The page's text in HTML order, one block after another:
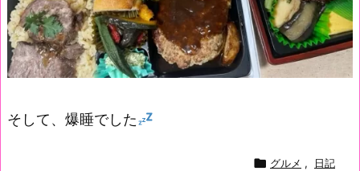
そして、爆睡でした
 グルメ , 日記